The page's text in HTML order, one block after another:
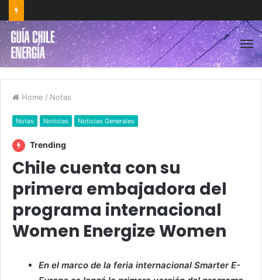
Home / Notas
Notas Noticias Noticias Generales
Trending
Chile cuenta con su
primera embajadora del
programa internacional
Women Energize Women
En el marco de la feria internacional Smarter E-